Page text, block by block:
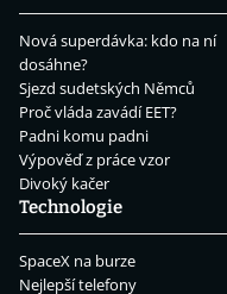
Nová superdávka: kdo na ní
dosáhne?
Sjezd sudetských Němců
Proč vláda zavádí EET?
Padni komu padni
Výpověď z práce vzor
Divoký kačer
Technologie
SpaceX na burze
Nejlepší telefony